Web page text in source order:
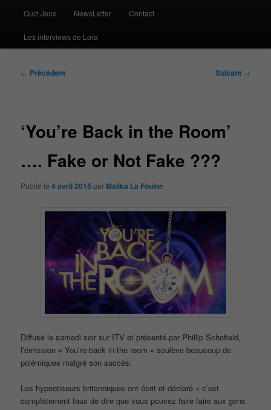
Quiz Jeux NewsLetter Contact
Les interviews de Lora
Navigation
← Précédent Suivant →
‘You’re Back in the Room’
…. Fake or Not Fake ???
Publié le4 avril 2015 par Malika La Fouine
Diffusé le samedi soir sur ITV et présenté par Phillip Schofield,
l’émission « You’re back in the room » soulève beaucoup de
polémiques malgré son succès.
Les hypnotiseurs britanniques ont écrit et déclaré « c’est
complètement faux de dire que vous pouvez faire faire aux gens